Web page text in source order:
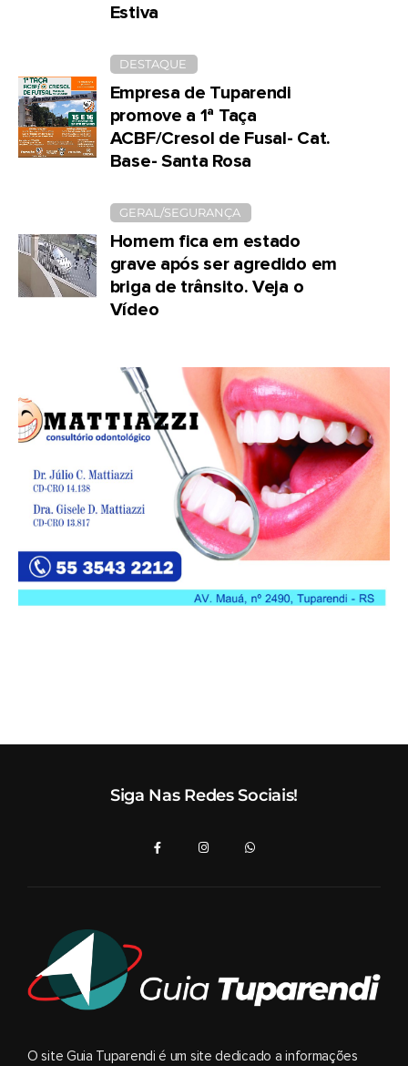
Estiva
DESTAQUE
Empresa de Tuparendi
promove a 1ª Taça
ACBF/Cresol de Fusal- Cat.
Base- Santa Rosa
GERAL/SEGURANÇA
Homem fica em estado
grave após ser agredido em
briga de trânsito. Veja o
Vídeo
Siga Nas Redes Sociais!
O site Guia Tuparendi é um site dedicado a informações